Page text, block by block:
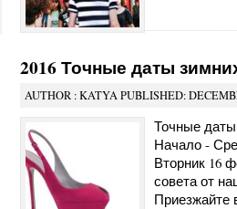
2016 Точные даты
AUTHOR : KATYA PUBLISHED:
Точные
Начало -
Вторник 16
совета от
Приезжайте